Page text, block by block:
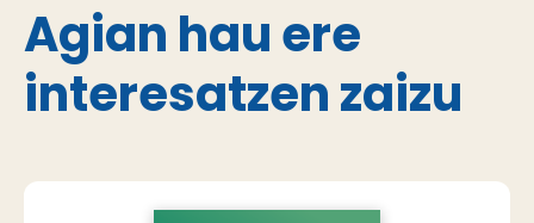
Agian hau ere
interesatzen zaizu